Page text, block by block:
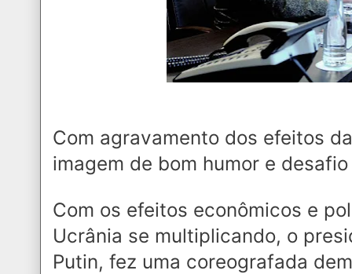
Com agravamento dos efeitos
imagem de bom humor e desafio
Com os efeitos econômicos e
Ucrânia se multiplicando, o
Putin, fez uma coreografada